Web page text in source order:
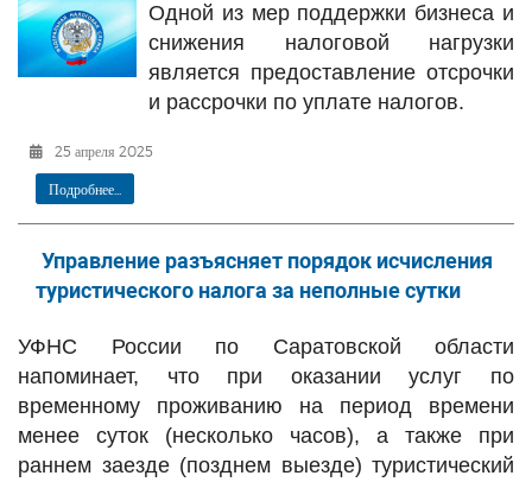
Одной из мер поддержки бизнеса и
снижения налоговой нагрузки
является предоставление отсрочки
и рассрочки по уплате налогов.
25 апреля 2025
Подробнее...
Управление разъясняет порядок исчисления
туристического налога за неполные сутки
УФНС России по Саратовской области
напоминает, что при оказании услуг по
временному проживанию на период времени
менее суток (несколько часов), а также при
раннем заезде (позднем выезде) туристический